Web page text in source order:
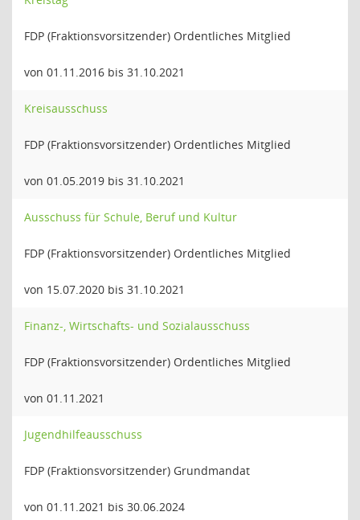
FDP (Fraktionsvorsitzender) Ordentliches Mitglied
von 01.11.2016 bis 31.10.2021
Kreisausschuss
FDP (Fraktionsvorsitzender) Ordentliches Mitglied
von 01.05.2019 bis 31.10.2021
Ausschuss für Schule, Beruf und Kultur
FDP (Fraktionsvorsitzender) Ordentliches Mitglied
von 15.07.2020 bis 31.10.2021
Finanz-, Wirtschafts- und Sozialausschuss
FDP (Fraktionsvorsitzender) Ordentliches Mitglied
von 01.11.2021
Jugendhilfeausschuss
FDP (Fraktionsvorsitzender) Grundmandat
von 01.11.2021 bis 30.06.2024